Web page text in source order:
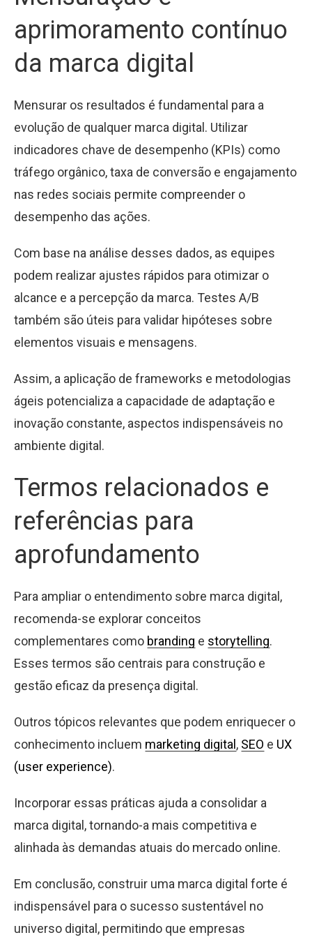
aprimoramento contínuo
da marca digital
Mensurar os resultados é fundamental para a
evolução de qualquer marca digital. Utilizar
indicadores chave de desempenho (KPIs) como
tráfego orgânico, taxa de conversão e engajamento
nas redes sociais permite compreender o
desempenho das ações.
Com base na análise desses dados, as equipes
podem realizar ajustes rápidos para otimizar o
alcance e a percepção da marca. Testes A/B
também são úteis para validar hipóteses sobre
elementos visuais e mensagens.
Assim, a aplicação de frameworks e metodologias
ágeis potencializa a capacidade de adaptação e
inovação constante, aspectos indispensáveis no
ambiente digital.
Termos relacionados e
referências para
aprofundamento
Para ampliar o entendimento sobre marca digital,
recomenda-se explorar conceitos
complementares como branding e storytelling.
Esses termos são centrais para construção e
gestão eficaz da presença digital.
Outros tópicos relevantes que podem enriquecer o
conhecimento incluem marketing digital, SEO e UX
(user experience).
Incorporar essas práticas ajuda a consolidar a
marca digital, tornando-a mais competitiva e
alinhada às demandas atuais do mercado online.
Em conclusão, construir uma marca digital forte é
indispensável para o sucesso sustentável no
universo digital, permitindo que empresas